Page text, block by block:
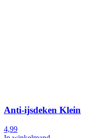
Anti-ijsdeken Klein
4,99